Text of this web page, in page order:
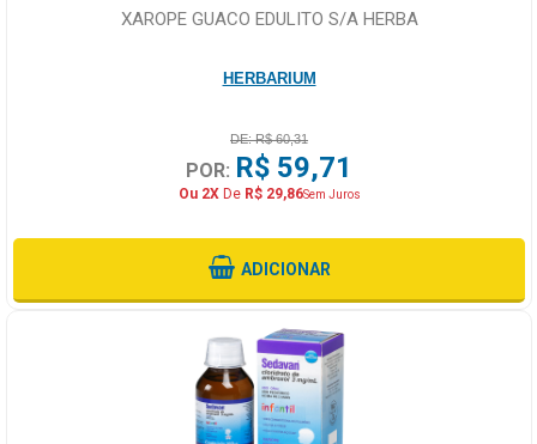
XAROPE GUACO EDULITO S/A HERBA
HERBARIUM
DE: R$ 60,31
POR: R$ 59,71
Ou 2XDe R$ 29,86Sem Juros
ADICIONAR